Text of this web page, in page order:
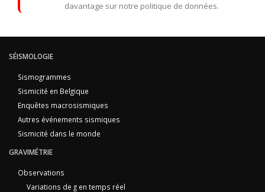
davantage sur notre politique de données.
SÉISMOLOGIE
Sismogrammes
Sismicité en Belgique
Enquêtes macrosismiques
Autres événements sismiques
Sismicité dans le monde
GRAVIMÉTRIE
Observations
Variations de g en temps réel